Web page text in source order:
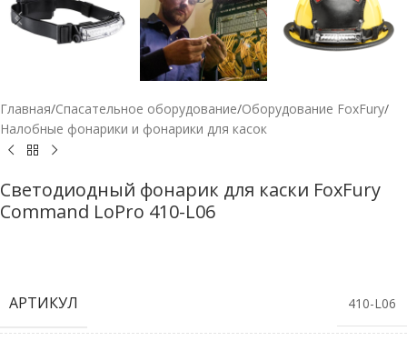
Главная/Спасательное оборудование/Оборудование FoxFury/
Налобные фонарики и фонарики для касок
Светодиодный фонарик для каски FoxFury
Command LoPro 410-L06
АРТИКУЛ 410-L06